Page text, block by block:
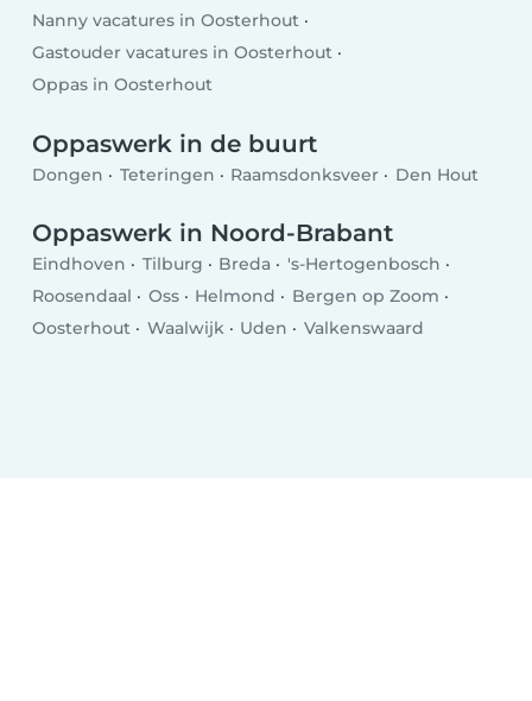
Nanny vacatures in Oosterhout
Gastouder vacatures in Oosterhout
Oppas in Oosterhout
Oppaswerk in de buurt
Dongen Teteringen Raamsdonksveer Den Hout
Oppaswerk in Noord-Brabant
Eindhoven Tilburg Breda
's-Hertogenbosch
Roosendaal
Oss Helmond
Bergen op Zoom
Oosterhout
Waalwijk Uden Valkenswaard